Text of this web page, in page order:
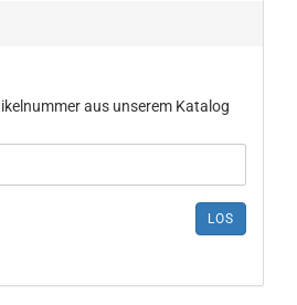
aus unserem Katalog
LOS